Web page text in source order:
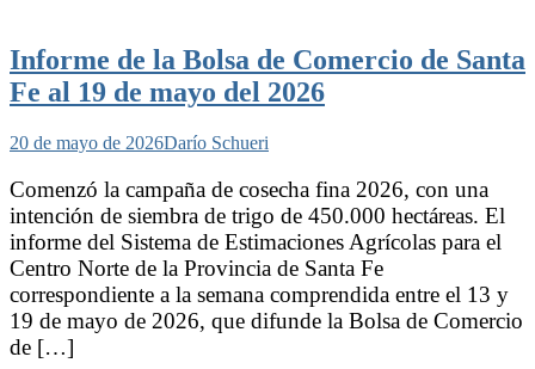
Informe de la Bolsa de Comercio de Santa
Fe al 19 de mayo del 2026
20 de mayo de 2026Darío Schueri
Comenzó la campaña de cosecha fina 2026, con una
intención de siembra de trigo de 450.000 hectáreas. El
informe del Sistema de Estimaciones Agrícolas para el
Centro Norte de la Provincia de Santa Fe
correspondiente a la semana comprendida entre el 13 y
19 de mayo de 2026, que difunde la Bolsa de Comercio
de […]